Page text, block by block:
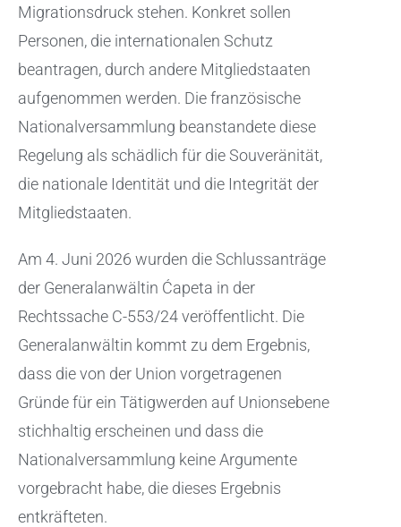
Migrationsdruck stehen. Konkret sollen
Personen, die internationalen Schutz
beantragen, durch andere Mitgliedstaaten
aufgenommen werden. Die französische
Nationalversammlung beanstandete diese
Regelung als schädlich für die Souveränität,
die nationale Identität und die Integrität der
Mitgliedstaaten.
Am 4. Juni 2026 wurden die Schlussanträge
der Generalanwältin Ćapeta in der
Rechtssache C-553/24 veröffentlicht. Die
Generalanwältin kommt zu dem Ergebnis,
dass die von der Union vorgetragenen
Gründe für ein Tätigwerden auf Unionsebene
stichhaltig erscheinen und dass die
Nationalversammlung keine Argumente
vorgebracht habe, die dieses Ergebnis
entkräfteten.